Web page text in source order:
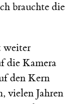
brauchte die
weiter
die Kamera
den Kern
vielen Jahren